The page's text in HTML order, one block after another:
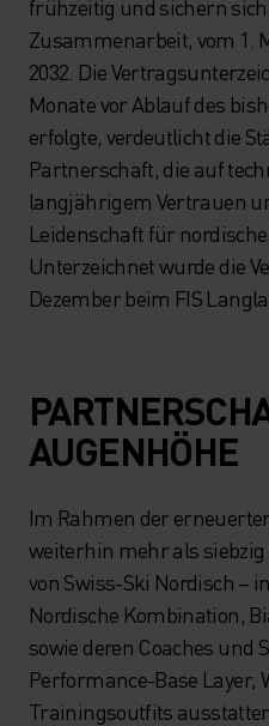
frühzeitig und sichern
Zusammenarbeit, vom 1.
2032. Die
Monate vor Ablauf des
erfolgte, verdeutlicht die
Partnerschaft, die auf
langjährigem Vertrauen
Leidenschaft für
Unterzeichnet wurde die
Dezember beim FIS
AUGENHÖHE
Im Rahmen der
weiterhin mehr als
von Swiss-Ski Nordisch –
Nordische Kombination,
sowie deren Coaches
Performance-Base
Trainingsoutfits